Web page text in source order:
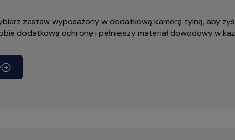
zestaw wyposażony w dodatkową kamerę tylną, aby
dodatkową ochronę i pełniejszy materiał dowodowy w